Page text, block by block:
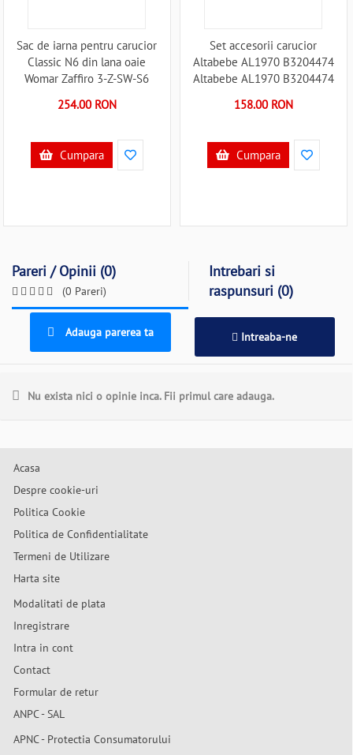
Sac de iarna pentru carucior
Classic N6 din lana oaie
Womar Zaffiro 3-Z-SW-S6
254.00 RON
Cumpara
Set accesorii carucior
Altabebe AL1970 B3204474
Altabebe AL1970 B3204474
158.00 RON
Cumpara
Pareri / Opinii (0)
(0 Pareri)
Intrebari si
raspunsuri (0)
Adauga parerea ta Intreaba-ne
Nu exista nici o opinie inca. Fii primul care adauga.
Acasa
Despre cookie-uri
Politica Cookie
Politica de Confidentialitate
Termeni de Utilizare
Harta site
Modalitati de plata
Inregistrare
Intra in cont
Contact
Formular de retur
ANPC - SAL
APNC - Protectia Consumatorului